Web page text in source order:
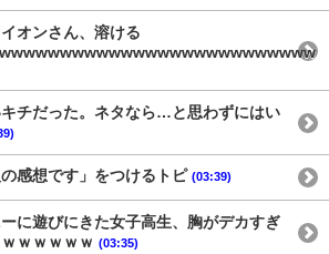
オンさん、溶ける
チだった。ネタなら…と思わずにはい
感想です」をつけるトピ (03:39)
ーに遊びにきた女子高生、胸がデカすぎ
ｗｗｗｗｗ (03:35)